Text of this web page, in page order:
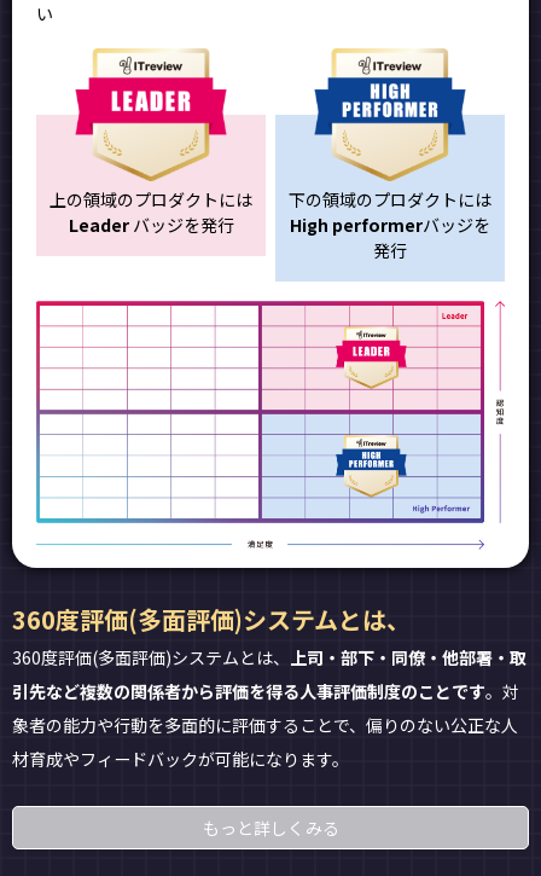
い
上の領域のプロダクトには
Leaderバッジを発行
下の領域のプロダクトには
High performerバッジを
発行
360度評価(多面評価)システムとは、
360度評価(多面評価)システムとは、 上司・部下・同僚・他部署・取
引先など複数の関係者から評価を得る人事評価制度のことです。対
象者の能力や行動を多面的に評価することで、偏りのない公正な人
材育成やフィードバックが可能になります。
もっと詳しくみる